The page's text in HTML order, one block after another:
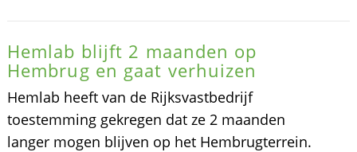
Hemlab blijft 2 maanden op
Hembrug en gaat verhuizen
Hemlab heeft van de Rijksvastbedrijf
toestemming gekregen dat ze 2 maanden
langer mogen blijven op het Hembrugterrein.